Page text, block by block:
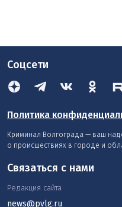
Соцсети
Политика
Криминал Волгограда — ваш
о происшествиях в городе и
Связаться с нами
Редакция сайта
news@pvlg.ru